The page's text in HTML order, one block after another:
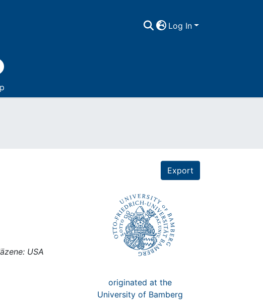
Log In
Export
USA
originated at the
University of Bamberg